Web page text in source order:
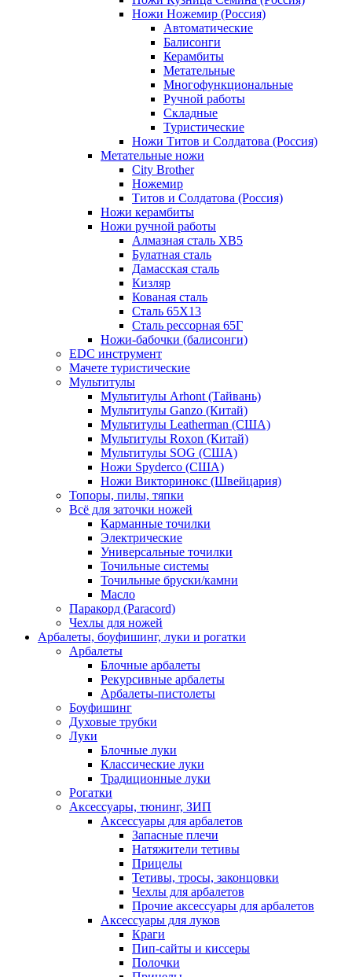
Ножи Ножемир (Россия)
Автоматические
Балисонги
Керамбиты
Метательные
Многофункциональные
Ручной работы
Складные
Туристические
Ножи Титов и Солдатова (Россия)
Метательные ножи
City Brother
Ножемир
Титов и Солдатова (Россия)
Ножи керамбиты
Ножи ручной работы
Алмазная сталь ХВ5
Булатная сталь
Дамасская сталь
Кизляр
Кованая сталь
Сталь 65Х13
Сталь рессорная 65Г
Ножи-бабочки (балисонги)
EDC инструмент
Мачете туристические
Мультитулы
Мультитулы Arhont (Тайвань)
Мультитулы Ganzo (Китай)
Мультитулы Leatherman (США)
Мультитулы Roxon (Китай)
Мультитулы SOG (США)
Ножи Spyderco (США)
Ножи Викторинокс (Швейцария)
Топоры, пилы, тяпки
Всё для заточки ножей
Карманные точилки
Электрические
Универсальные точилки
Точильные системы
Точильные бруски/камни
Масло
Паракорд (Paracord)
Чехлы для ножей
Арбалеты, боуфишинг, луки и рогатки
Арбалеты
Блочные арбалеты
Рекурсивные арбалеты
Арбалеты-пистолеты
Боуфишинг
Духовые трубки
Луки
Блочные луки
Классические луки
Традиционные луки
Рогатки
Аксессуары, тюнинг, ЗИП
Аксессуары для арбалетов
Запасные плечи
Натяжители тетивы
Прицелы
Тетивы, тросы, законцовки
Чехлы для арбалетов
Прочие аксессуары для арбалетов
Аксессуары для луков
Краги
Пип-сайты и киссеры
Полочки